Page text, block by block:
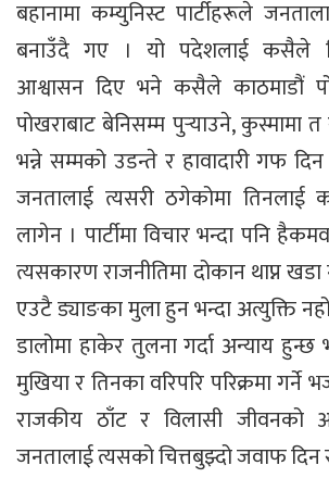
बहानामा कम्युनिस्ट पार्टीहरूले
बनाउँदै गए । यो पदेशलाई कसैले
आश्वासन दिए भने कसैले काठमाडौं
पोखराबाट बेनिसम्म पुर्‍याउने, कुस्मामा
भन्ने सम्मको उडन्ते र हावादारी गफ
जनतालाई त्यसरी ठगेकोमा
लागेन । पार्टीमा विचार भन्दा पनि
त्यसकारण राजनीतिमा दोकान थाप्न खडा
एउटै ड्याङका मुला हुन भन्दा अत्युक्ति
डालोमा हाकेर तुलना गर्दा अन्याय हुन्छ
मुखिया र तिनका वरिपरि परिक्रमा
राजकीय ठाँट र विलासी जीवनको
जनतालाई त्यसको चित्तबुझ्दो जवाफ दिन